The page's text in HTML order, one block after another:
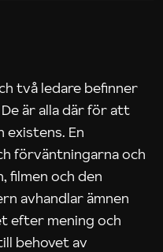
två ledare befinner
är alla där för att
En
förväntningarna och
filmen och den
avhandlar ämnen
efter mening och
behovet av